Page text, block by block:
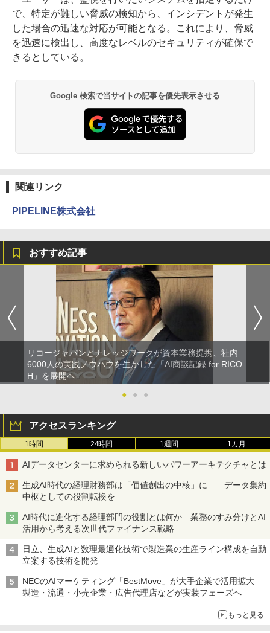
で、特定が難しい脅威の検知から、インシデントが発生
した場合の迅速な対応が可能となる。これにより、脅威
を迅速に検出し、高度なレベルのセキュリティが確保で
きるとしている。
Google 検索で当サイトの記事を優先表示させる
関連リンク
PIPELINE株式会社
おすすめ記事
リコージャパンとナレッジワークが資本業務提携、社内
6000人の実践ノウハウを生かした「AI商談記録 for RICO
H」を展開へ
●
● ●
アクセスランキング
1時間 24時間 1週間 1カ月
AIデータセンターに求められる新しいパワーアーキテクチャとは
生成AI時代の経理財務部は「価値創出の中核」に――データ集約
中枢としての役割転換を
AI時代に進化する経理部門の役割とは何か 業務のすみ分けとAI
活用から考える次世代ファイナンス戦略
日立、生成AIと数理最適化技術で製造業の生産ライン構成を自動
立案する技術を開発
NECのAIマーケティング「BestMove」が大手企業で活用拡大
製造・流通・小売企業・広告代理店などが実装フェーズへ
もっと見る